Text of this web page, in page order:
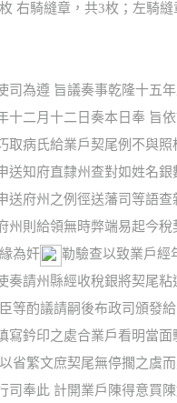
右騎縫章，共3枚；左騎
司為遵 旨議奏事乾隆十五
十二月十二日奏本日奉 旨
取病氏給業戶契尾例不與
送知府直隸州查對如姓名
送府州之例徑送藩司等語
州則給領無時弊端易起今
為奸
勒驗查以致業戶經
奏請州縣經收稅銀將契尾
等酌議請嗣後布政司頒發
寫鈐印之處合業戶看明當
省繁文庶契尾無停擱之虞
司奉此 計開業戶陳得意買